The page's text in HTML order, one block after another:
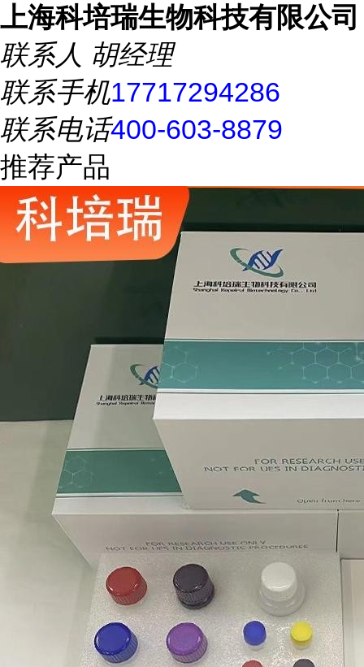
上海科培瑞生物科技有限公司
联系人 胡经理
联系手机17717294286
联系电话400-603-8879
推荐产品